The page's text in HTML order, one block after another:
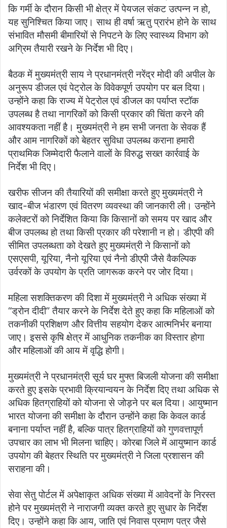
कि गर्मी के दौरान किसी भी क्षेत्र में पेयजल संकट उत्पन्न न हो,
यह सुनिश्चित किया जाए। साथ ही वर्षा ऋतु प्रारंभ होने के साथ
संभावित मौसमी बीमारियों से निपटने के लिए स्वास्थ्य विभाग को
अग्रिम तैयारी रखने के निर्देश भी दिए।
बैठक में मुख्यमंत्री साय ने प्रधानमंत्री नरेंद्र मोदी की अपील के
अनुरूप डीजल एवं पेट्रोल के विवेकपूर्ण उपयोग पर बल दिया।
उन्होंने कहा कि राज्य में पेट्रोल एवं डीजल का पर्याप्त स्टॉक
उपलब्ध है तथा नागरिकों को किसी प्रकार की चिंता करने की
आवश्यकता नहीं है। मुख्यमंत्री ने हम सभी जनता के सेवक हैं
और आम नागरिकों को बेहतर सुविधा उपलब्ध कराना हमारी
प्राथमिक जिम्मेदारी फैलाने वालों के विरुद्ध सख्त कार्रवाई के
निर्देश भी दिए।
खरीफ सीजन की तैयारियों की समीक्षा करते हुए मुख्यमंत्री ने
खाद-बीज भंडारण एवं वितरण व्यवस्था की जानकारी ली। उन्होंने
कलेक्टरों को निर्देशित किया कि किसानों को समय पर खाद और
बीज उपलब्ध हो तथा किसी प्रकार की परेशानी न हो। डीएपी की
सीमित उपलब्धता को देखते हुए मुख्यमंत्री ने किसानों को
एसएसपी, यूरिया, नैनो यूरिया एवं नैनो डीएपी जैसे वैकल्पिक
उर्वरकों के उपयोग के प्रति जागरूक करने पर जोर दिया।
महिला सशक्तिकरण की दिशा में मुख्यमंत्री ने अधिक संख्या में
“ड्रोन दीदी” तैयार करने के निर्देश देते हुए कहा कि महिलाओं को
तकनीकी प्रशिक्षण और वित्तीय सहयोग देकर आत्मनिर्भर बनाया
जाए। इससे कृषि क्षेत्र में आधुनिक तकनीक का विस्तार होगा
और महिलाओं की आय में वृद्धि होगी।
मुख्यमंत्री ने प्रधानमंत्री सूर्य घर मुफ्त बिजली योजना की समीक्षा
करते हुए इसके प्रभावी क्रियान्वयन के निर्देश दिए तथा अधिक से
अधिक हितग्राहियों को योजना से जोड़ने पर बल दिया। आयुष्मान
भारत योजना की समीक्षा के दौरान उन्होंने कहा कि केवल कार्ड
बनाना पर्याप्त नहीं है, बल्कि पात्र हितग्राहियों को गुणवत्तापूर्ण
उपचार का लाभ भी मिलना चाहिए। कोरबा जिले में आयुष्मान कार्ड
उपयोग की बेहतर स्थिति पर मुख्यमंत्री ने जिला प्रशासन की
सराहना की।
सेवा सेतु पोर्टल में अपेक्षाकृत अधिक संख्या में आवेदनों के निरस्त
होने पर मुख्यमंत्री ने नाराजगी व्यक्त करते हुए सुधार के निर्देश
दिए। उन्होंने कहा कि आय, जाति एवं निवास प्रमाण पत्र जैसे